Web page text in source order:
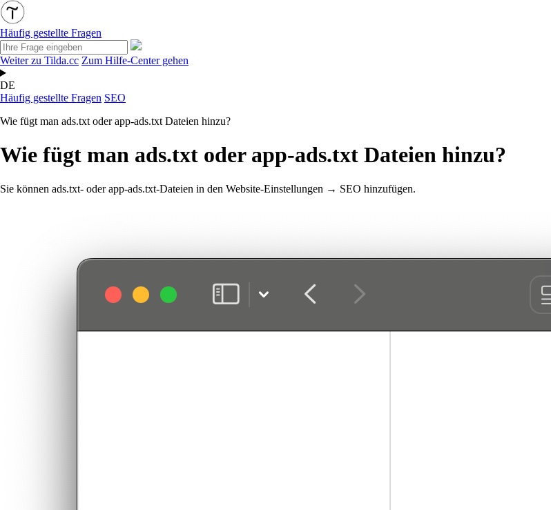
Häufig gestellte Fragen
Weiter zu Tilda.cc Zum Hilfe-Center gehen
DE
Häufig gestellte Fragen SEO
Wie fügt man ads.txt oder app-ads.txt Dateien hinzu?
Wie fügt man ads.txt oder app-ads.txt Dateien hinzu?
Sie können ads.txt- oder app-ads.txt-Dateien in den Website-Einstellungen → SEO hinzufügen.